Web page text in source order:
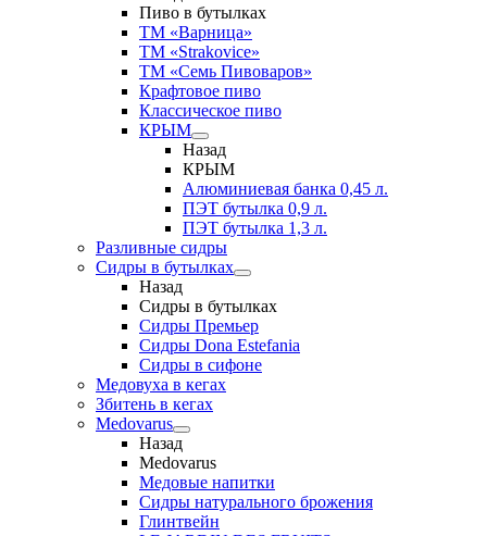
Пиво в бутылках
ТМ «Варница»
ТМ «Strakovice»
ТМ «Семь Пивоваров»
Крафтовое пиво
Классическое пиво
КРЫМ
Назад
КРЫМ
Алюминиевая банка 0,45 л.
ПЭТ бутылка 0,9 л.
ПЭТ бутылка 1,3 л.
Разливные сидры
Сидры в бутылках
Назад
Сидры в бутылках
Сидры Премьер
Сидры Dona Estefania
Сидры в сифоне
Медовуха в кегах
Збитень в кегах
Medovarus
Назад
Medovarus
Медовые напитки
Сидры натурального брожения
Глинтвейн